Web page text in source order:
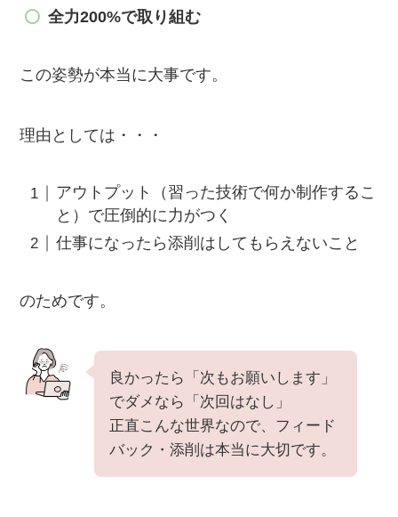
全力200%で取り組む
この姿勢が本当に大事です。
理由としては・・・
アウトプット（習った技術で何か制作するこ
と）で圧倒的に力がつく
仕事になったら添削はしてもらえないこと
のためです。
良かったら「次もお願いします」
でダメなら「次回はなし」
正直こんな世界なので、フィード
バック・添削は本当に大切です。